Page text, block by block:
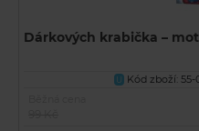
Dárkových krabička –
U Kód zboží: 55-